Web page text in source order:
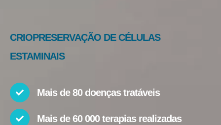
CRIOPRESERVAÇÃO DE CÉLULAS
ESTAMINAIS
Mais de 80 doenças tratáveis
Mais de 60 000 terapias realizadas